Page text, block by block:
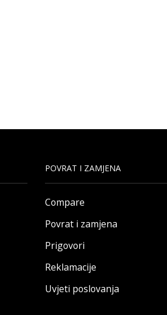
POVRAT I ZAMJENA
Compare
Povrat i zamjena
Prigovori
Reklamacije
Uvjeti poslovanja